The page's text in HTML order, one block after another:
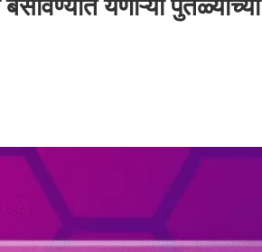
येणाऱ्या पुतळ्याच्या